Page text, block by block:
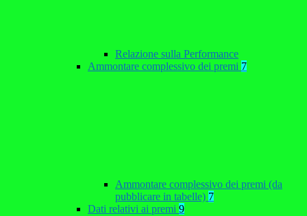
Relazione sulla Performance
Ammontare complessivo dei premi 7
Ammontare complessivo dei premi (da
pubblicare in tabelle) 7
Dati relativi ai premi 9